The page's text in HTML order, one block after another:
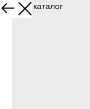
Назад в каталог